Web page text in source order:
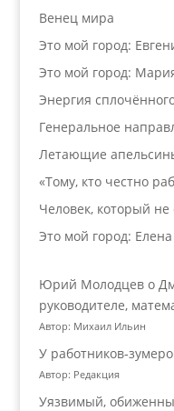
Венец мира
Это мой город:
Это мой город:
Энергия
Генеральное
Летающие
«Тому, кто честно
Человек, который не
Это мой город:
Юрий Молодцев о
руководителе,
Автор: Михаил Ильин
У
Автор: Редакция
Уязвимый,